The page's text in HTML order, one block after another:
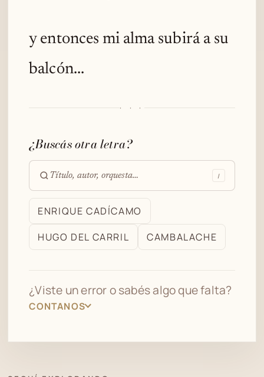
y entonces mi alma subirá a su
balcón...
· · ·
¿Buscás otra letra?
Buscar
en
archivo
/
ENRIQUE CADÍCAMO
HUGO DEL CARRIL
CAMBALACHE
¿Viste un error o sabés algo que falta?
CONTANOS